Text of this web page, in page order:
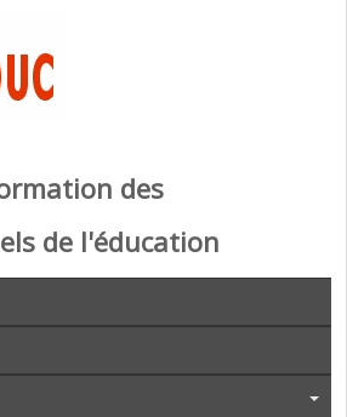
des
de l'éducation